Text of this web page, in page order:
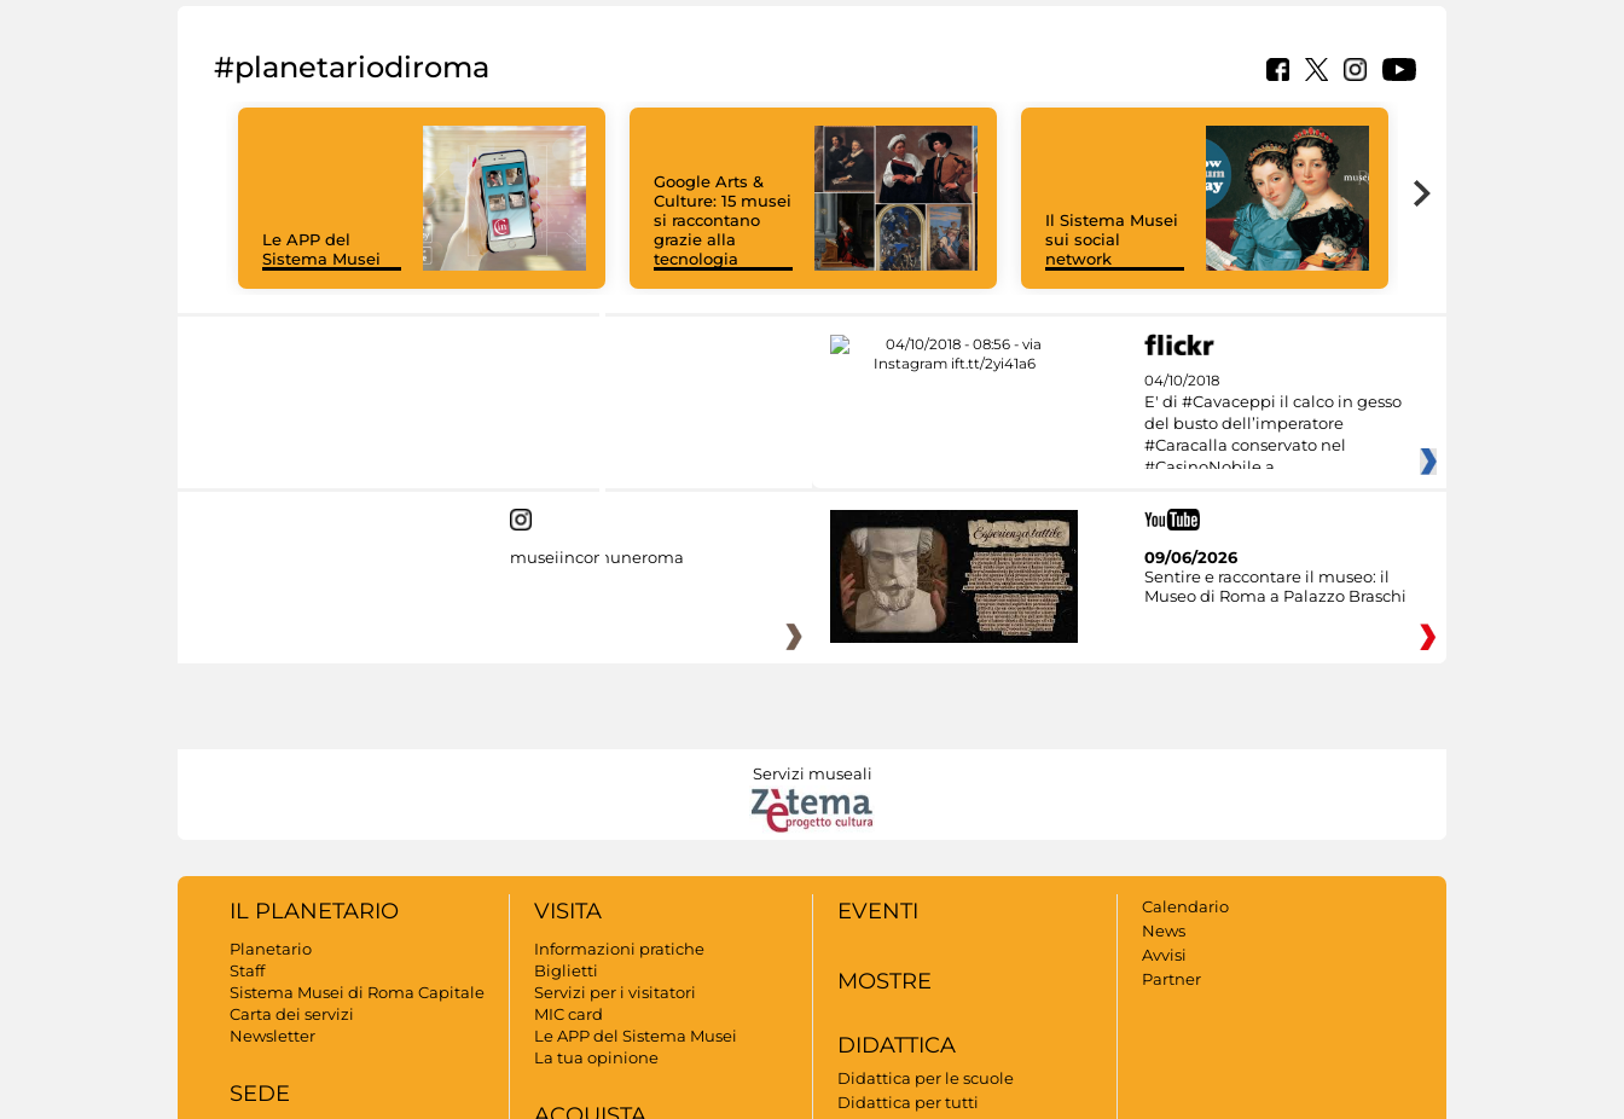
#planetariodiroma
Le APP del
Sistema Musei
Google Arts &
Culture: 15 musei
si raccontano
grazie alla
tecnologia
Il Sistema Musei
sui social
network
04/10/2018
E' di #Cavaceppi il calco in gesso
del busto dell’imperatore
#Caracalla conservato nel
#CasinoNobile a
museiincomuneroma
09/06/2026
Sentire e raccontare il museo: il
Museo di Roma a Palazzo Braschi
Servizi museali
IL PLANETARIO
Planetario
Staff
Sistema Musei di Roma Capitale
Carta dei servizi
Newsletter
SEDE
VISITA
Informazioni pratiche
Biglietti
Servizi per i visitatori
MIC card
Le APP del Sistema Musei
La tua opinione
EVENTI
MOSTRE
DIDATTICA
Didattica per le scuole
Didattica per tutti
Calendario
News
Avvisi
Partner